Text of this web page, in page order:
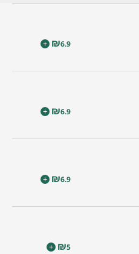
₪6.9
+
₪6.9
+
₪6.9
+
₪5
+